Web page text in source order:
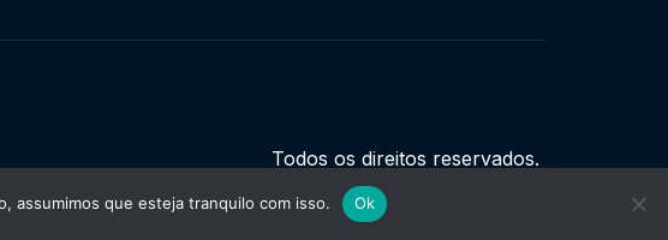
Todos os direitos reservados.
assumimos que esteja tranquilo com isso. Ok